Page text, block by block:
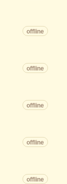
offline
offline
offline
offline
offline